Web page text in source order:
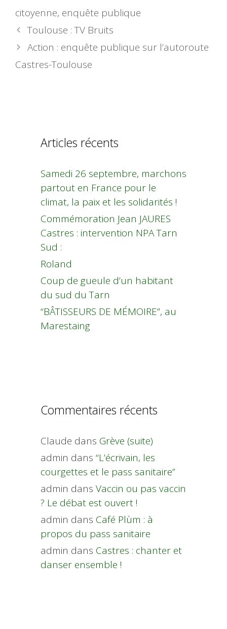
citoyenne, enquête publique
Toulouse : TV Bruits
Action : enquête publique sur l’autoroute
Castres-Toulouse
Articles récents
Samedi 26 septembre, marchons
partout en France pour le
climat, la paix et les solidarités !
Commémoration Jean JAURES
Castres : intervention NPA Tarn
Sud :
Roland
Coup de gueule d’un habitant
du sud du Tarn
“BÂTISSEURS DE MÉMOIRE”, au
Marestaing
Commentaires récents
Claude dans Grève (suite)
admin dans “L’écrivain, les
courgettes et le pass sanitaire”
admin dans Vaccin ou pas vaccin
? Le débat est ouvert !
admin dans Café Plùm : à
propos du pass sanitaire
admin dans Castres : chanter et
danser ensemble !